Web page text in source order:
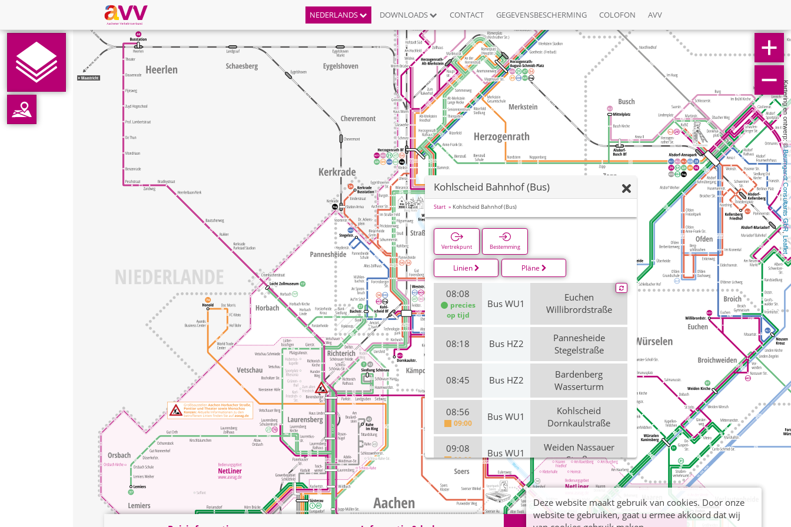
NEDERLANDS DOWNLOADS CONTACT GEGEVENSBESCHERMING COLOFON AVV
Kartering en ontwerp: ©
Baumgardt Consultants GbR
,
Leaflet
Kohlscheid Bahnhof (Bus)
Start Kohlscheid Bahnhof (Bus)
Vertrekpunt Bestemming
Linien Pläne
08:08
precies
op tijd
Bus WU1
Euchen
Willibrordstraße
08:18 Bus HZ2
Pannesheide
Stegelstraße
08:45 Bus HZ2
Bardenberg
Wasserturm
08:56
09:00
Bus WU1
Kohlscheid
Dornkaulstraße
09:08
09:09
Bus WU1
Weiden Nassauer
Straße
09:17
op tijd
Bus 34
Aachen
Diepenbenden
Deze website maakt gebruik van cookies. Door onze
website te gebruiken, gaat u ermee akkoord dat wij